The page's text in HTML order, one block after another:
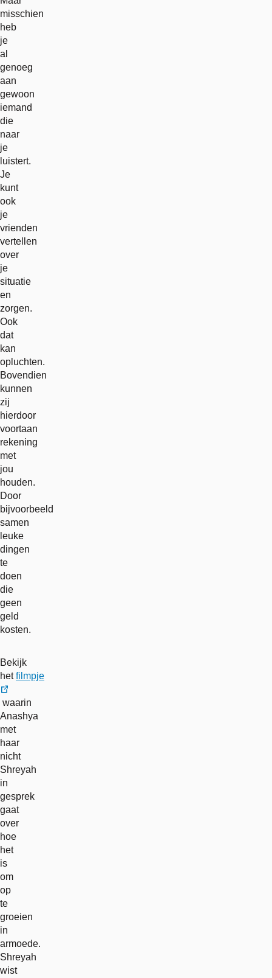
misschien
heb
je
al
genoeg
aan
gewoon
iemand
die
naar
je
luistert.
Je
kunt
ook
je
vrienden
vertellen
over
je
situatie
en
zorgen.
Ook
dat
kan
opluchten.
Bovendien
kunnen
zij
hierdoor
voortaan
rekening
met
jou
houden.
Door
bijvoorbeeld
samen
leuke
dingen
te
doen
die
geen
geld
kosten.
Bekijk
hetfilmpje
externe
link
waarin
Anashya
met
haar
nicht
Shreyah
in
gesprek
gaat
over
hoe
het
is
om
op
te
groeien
in
armoede.
Shreyah
wist